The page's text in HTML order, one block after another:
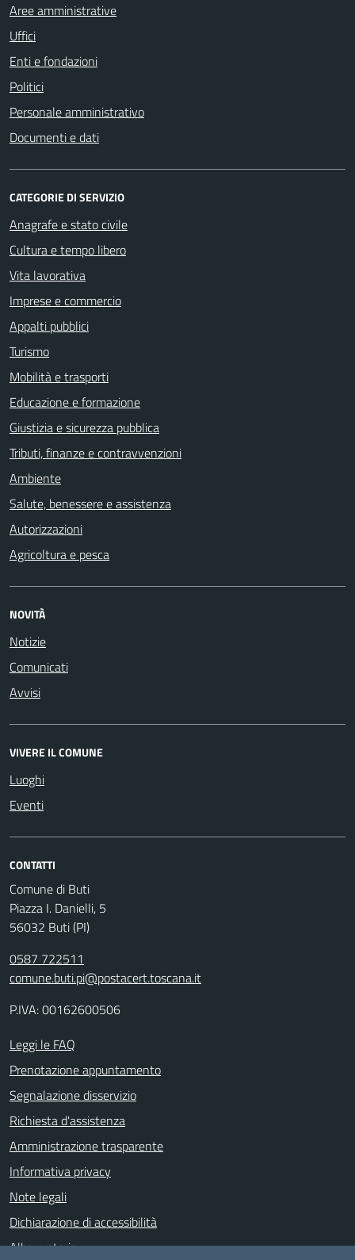
Aree amministrative
Uffici
Enti e fondazioni
Politici
Personale amministrativo
Documenti e dati
CATEGORIE DI SERVIZIO
Anagrafe e stato civile
Cultura e tempo libero
Vita lavorativa
Imprese e commercio
Appalti pubblici
Turismo
Mobilità e trasporti
Educazione e formazione
Giustizia e sicurezza pubblica
Tributi, finanze e contravvenzioni
Ambiente
Salute, benessere e assistenza
Autorizzazioni
Agricoltura e pesca
NOVITÀ
Notizie
Comunicati
Avvisi
VIVERE IL COMUNE
Luoghi
Eventi
CONTATTI
Comune di Buti
Piazza I. Danielli, 5
56032 Buti (PI)
0587 722511
comune.buti.pi@postacert.toscana.it
P.IVA: 00162600506
Leggi le FAQ
Prenotazione appuntamento
Segnalazione disservizio
Richiesta d'assistenza
Amministrazione trasparente
Informativa privacy
Note legali
Dichiarazione di accessibilità
Albo pretorio